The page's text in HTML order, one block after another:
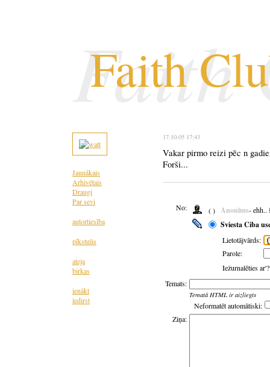
Faith
Faith
Jaunākais
Arhivētais
Draugi
Par sevi
autortiesība
pīkstulis
ateja
birkas
ienākt
iedirst
17.10.05 17:43
Vakar pirmo reizi pēc n
Forši...
No: ( ) Anonīms- ehh..
Sviesta Ciba
Lietotājvārds:
Parole:
Iežurnalēties
Temats:
Tematā HTML ir aizliegts
Neformatēt automātiski:
Ziņa: